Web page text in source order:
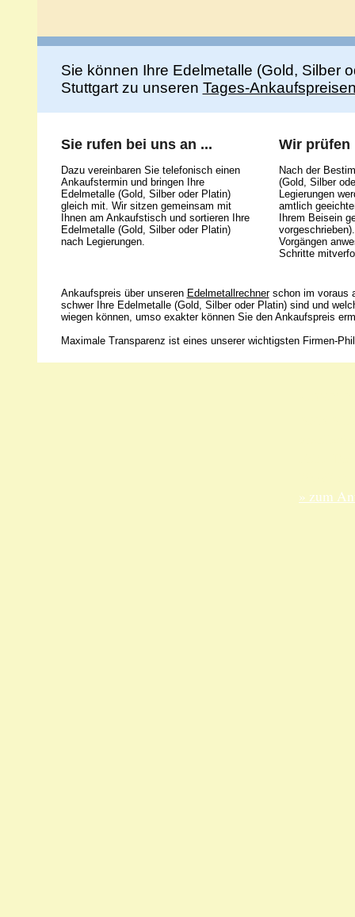
Sie können Ihre Edelmetalle (Gold, Silber
Stuttgart zu unseren Tages-
Sie rufen bei uns an ...
Dazu vereinbaren Sie telefonisch einen
Ankaufstermin und bringen Ihre
Edelmetalle (Gold, Silber oder Platin)
gleich mit. Wir sitzen gemeinsam mit
Ihnen am Ankaufstisch und sortieren Ihre
Edelmetalle (Gold, Silber oder Platin)
nach Legierungen.
Wir prüfen
Nach der
(Gold, Silber
Legierungen
amtlich
Ihrem Beisein
Vorgängen
Schritte
Ankaufspreis über unseren Edelmetallrechnerschon im voraus
schwer Ihre Edelmetalle (Gold, Silber oder Platin) sind und
wiegen können, umso exakter können Sie den Ankaufspreis
Maximale Transparenz ist eines unserer wichtigsten Firmen-
» zum